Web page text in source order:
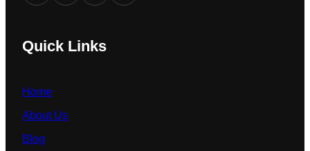
Quick Links
Home
About Us
Blog